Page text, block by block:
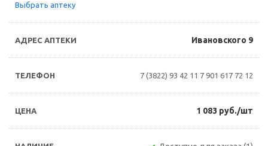
Выбрать аптеку
Ивановского 9
7 (3822) 93 42 11 7 901 617 72 12
1 083 руб./шт